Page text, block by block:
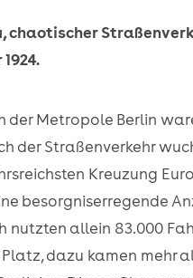
chaotischer
der Metropole Berlin
der Straßenverkehr
Kreuzung
besorgniserregende
nutzten allein 83.000
dazu kamen mehr